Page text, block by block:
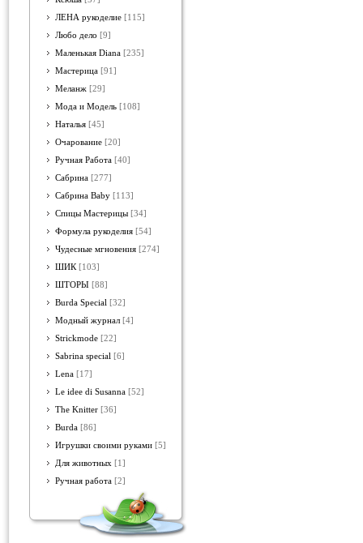
ЛЕНА рукоделие [115]
Любо дело [9]
Маленькая Diana [235]
Мастерица [91]
Меланж [29]
Мода и Модель [108]
Наталья [45]
Очарование [20]
Ручная Работа [40]
Сабрина [277]
Сабрина Baby [113]
Спицы Мастерицы [34]
Формула рукоделия [54]
Чудесные мгновения [274]
ШИК [103]
ШТОРЫ [88]
Burda Special [32]
Модный журнал [4]
Strickmode [22]
Sabrina special [6]
Lena [17]
Le idee di Susanna [52]
The Knitter [36]
Burda [86]
Игрушки своими руками [5]
Для животных [1]
Ручная работа [2]